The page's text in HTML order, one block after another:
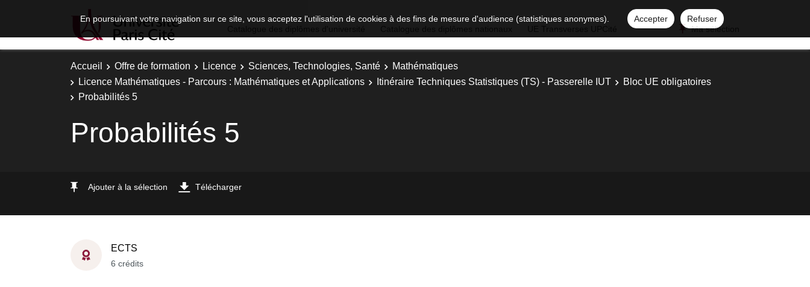
En poursuivant votre navigation sur ce site, vous acceptez l'utilisation de cookies à des fins de mesure d'audience (statistiques anonymes). Accepter
Refuser
Ma sélection
Accueil Offre de formation Licence Sciences, Technologies, Santé
Mathématiques
Licence Mathématiques - Parcours : Mathématiques et Applications
Itinéraire Techniques Statistiques (TS) - Passerelle IUT
Bloc UE obligatoires
Probabilités 5
Probabilités 5
Ajouter à la sélection Télécharger
ECTS
6 crédits